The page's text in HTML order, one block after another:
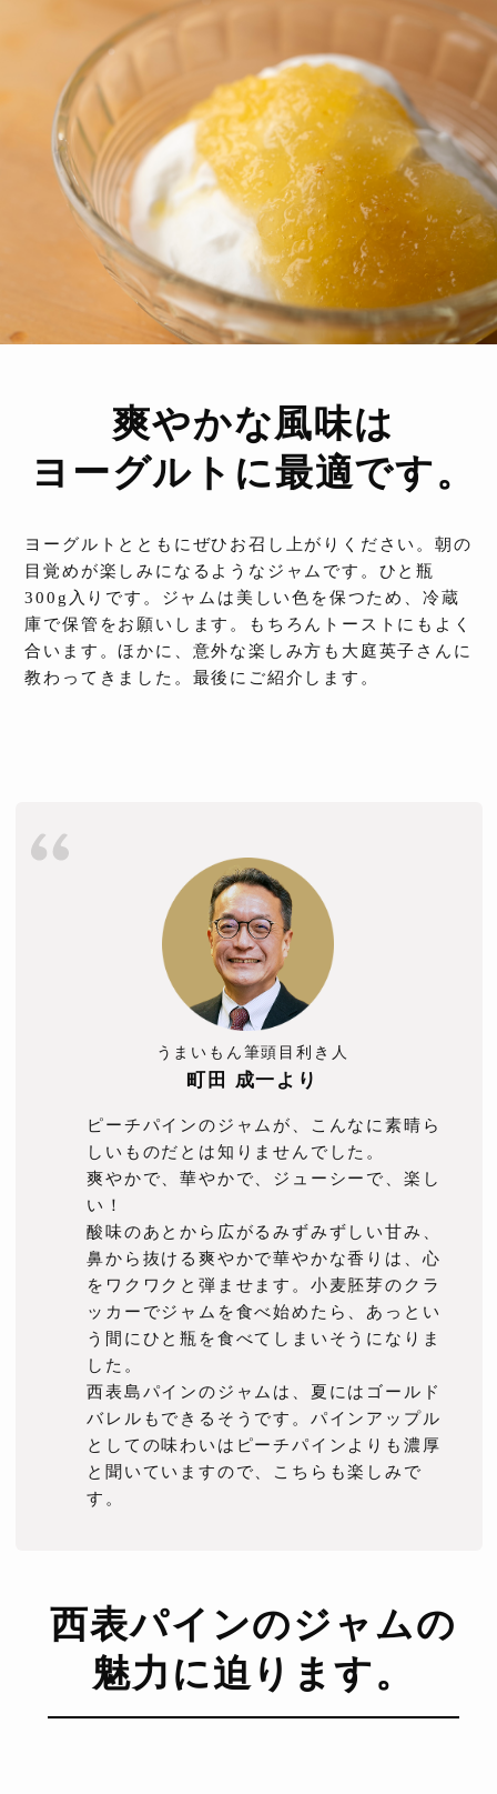
爽やかな風味は
ヨーグルトに最適です。
ヨーグルトとともにぜひお召し上がりください。朝の
目覚めが楽しみになるようなジャムです。ひと瓶
300g入りです。ジャムは美しい色を保つため、冷蔵
庫で保管をお願いします。もちろんトーストにもよく
合います。ほかに、意外な楽しみ方も大庭英子さんに
教わってきました。最後にご紹介します。
うまいもん筆頭目利き人
町田 成一 より
ピーチパインのジャムが、こんなに素晴ら
しいものだとは知りませんでした。
爽やかで、華やかで、ジューシーで、楽し
い！
酸味のあとから広がるみずみずしい甘み、
鼻から抜ける爽やかで華やかな香りは、心
をワクワクと弾ませます。小麦胚芽のクラ
ッカーでジャムを食べ始めたら、あっとい
う間にひと瓶を食べてしまいそうになりま
した。
西表島パインのジャムは、夏にはゴールド
バレルもできるそうです。パインアップル
としての味わいはピーチパインよりも濃厚
と聞いていますので、こちらも楽しみで
す。
西表パインのジャムの
魅力に迫ります。